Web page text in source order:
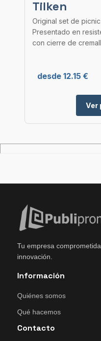
Tilken
Original set de
Presentado en
con cierre de
desde 12.15 €
Ver
Tu empresa
innovación.
Información
Quiénes somos
Qué hacemos
Contacto